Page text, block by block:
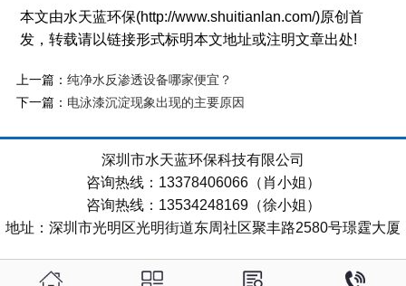
本文由水天蓝环保(http://www.shuitianlan.com/)原创首
发，转载请以链接形式标明本文地址或注明文章出处!
上一篇： 纯净水反渗透设备哪家便宜？
下一篇： 电泳漆沉淀现象出现的主要原因
深圳市水天蓝环保科技有限公司
咨询热线：13378406066（肖小姐）
咨询热线：13534248169（徐小姐）
地址：深圳市光明区光明街道东周社区聚丰路2580号璟霆大厦